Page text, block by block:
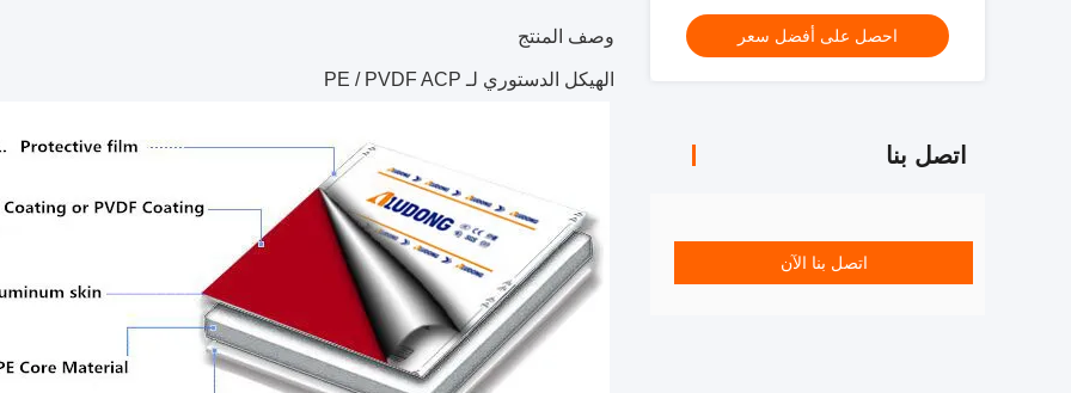
لتزيين مترو الأنفاق
احصل على أفضل سعر
اتصل بنا
اتصل بنا الآن
وصف المنتج
الهيكل الدستوري لـ PE / PVDF ACP